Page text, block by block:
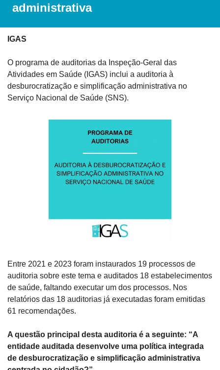
administrativa
IGAS
O programa de auditorias da Inspeção-Geral das
Atividades em Saúde (IGAS) inclui a auditoria à
desburocratização e simplificação administrativa no
Serviço Nacional de Saúde (SNS).
Entre 2021 e 2023 foram instaurados 19 processos de
auditoria sobre este tema e auditados 18 estabelecimentos
de saúde, faltando executar um dos processos. Nos
relatórios das 18 auditorias já executadas foram emitidas
61 recomendações.
A questão principal desta auditoria é a seguinte: “A
entidade auditada desenvolve uma política integrada
de desburocratização e simplificação administrativa